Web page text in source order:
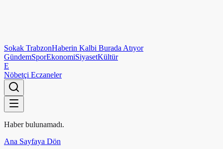
Sokak TrabzonHaberin Kalbi Burada Atıyor
GündemSporEkonomiSiyasetKültür
E
Nöbetçi Eczaneler
Haber bulunamadı.
Ana Sayfaya Dön